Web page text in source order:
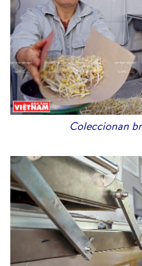
Coleccionan